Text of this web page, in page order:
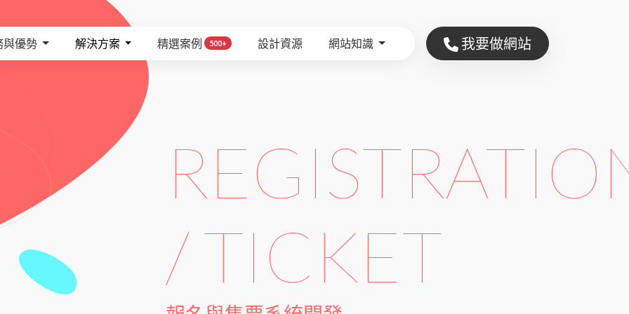
與優勢 解決方案 精選案例 500+ 設計資源 網站知識 我要做網站
/ TICKET